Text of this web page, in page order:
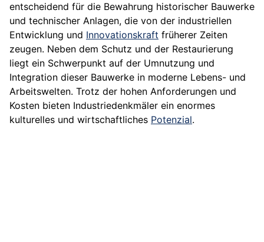
entscheidend für die Bewahrung historischer Bauwerke
und technischer Anlagen, die von der industriellen
Entwicklung und Innovationskraft früherer Zeiten
zeugen. Neben dem Schutz und der Restaurierung
liegt ein Schwerpunkt auf der Umnutzung und
Integration dieser Bauwerke in moderne Lebens- und
Arbeitswelten. Trotz der hohen Anforderungen und
Kosten bieten Industriedenkmäler ein enormes
kulturelles und wirtschaftliches Potenzial.